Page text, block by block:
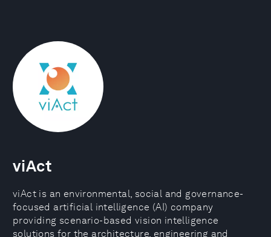
viAct
viAct is an environmental, social and governance-
focused artificial intelligence (AI) company
providing scenario-based vision intelligence
solutions for the architecture, engineering and